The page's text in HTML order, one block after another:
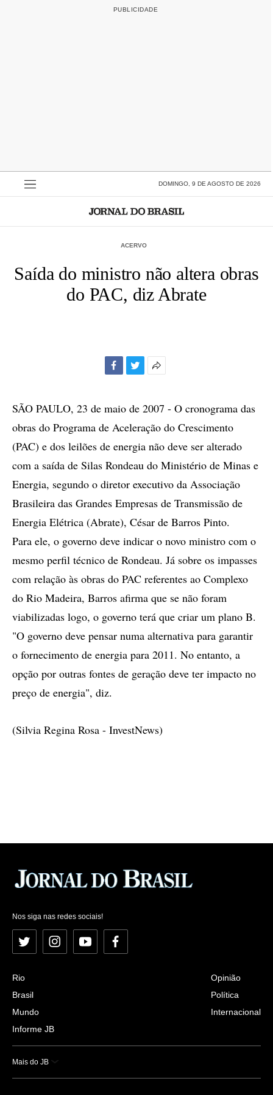
DOMINGO, 9 DE AGOSTO DE 2026
ACERVO
Saída do ministro não altera obras
do PAC, diz Abrate
compartilhamento
SÃO PAULO, 23 de maio de 2007 - O cronograma das
obras do Programa de Aceleração do Crescimento
(PAC) e dos leilões de energia não deve ser alterado
com a saída de Silas Rondeau do Ministério de Minas e
Energia, segundo o diretor executivo da Associação
Brasileira das Grandes Empresas de Transmissão de
Energia Elétrica (Abrate), César de Barros Pinto.
Para ele, o governo deve indicar o novo ministro com o
mesmo perfil técnico de Rondeau. Já sobre os impasses
com relação às obras do PAC referentes ao Complexo
do Rio Madeira, Barros afirma que se não foram
viabilizadas logo, o governo terá que criar um plano B.
"O governo deve pensar numa alternativa para garantir
o fornecimento de energia para 2011. No entanto, a
opção por outras fontes de geração deve ter impacto no
preço de energia", diz.
(Silvia Regina Rosa - InvestNews)
Nos siga nas redes sociais!
Twitter InstagramYouTubeFacebook
Rio
Brasil
Mundo
Informe JB
Opinião
Política
Internacional
Mais do JB
Esportes